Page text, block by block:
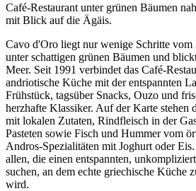
Café-Restaurant unter grünen Bäumen
mit Blick auf die Ägäis.
Cavo d'Oro liegt nur wenige Schritte vom
unter schattigen grünen Bäumen und
Meer. Seit 1991 verbindet das Café-
andriotische Küche mit der entspannten
Frühstück, tagsüber Snacks, Ouzo und
herzhafte Klassiker. Auf der Karte stehen
mit lokalen Zutaten, Rindfleisch in der
Pasteten sowie Fisch und Hummer vom
Andros-Spezialitäten mit Joghurt oder
allen, die einen entspannten,
suchen, an dem echte griechische Küche
wird.